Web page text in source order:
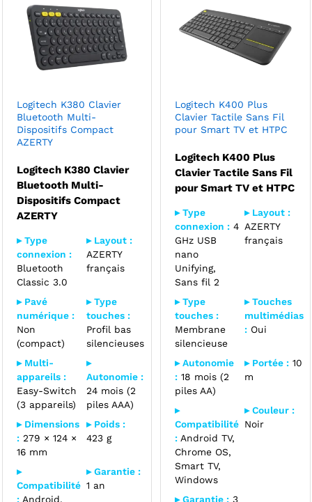
Logitech K380 Clavier
Bluetooth Multi-
Dispositifs Compact
AZERTY
Logitech K380 Clavier
Bluetooth Multi-
Dispositifs Compact
AZERTY
▸ Type
connexion :
Bluetooth
Classic 3.0
▸ Layout :
AZERTY
français
▸ Pavé
numérique :
Non
(compact)
▸ Type
touches :
Profil bas
silencieuses
▸ Multi-
appareils :
Easy-Switch
(3 appareils)
▸
Autonomie :
24 mois (2
piles AAA)
▸ Dimensions
:279 × 124 ×
16 mm
▸ Poids :
423 g
▸
Compatibilité
:Android,
▸ Garantie :
1 an
Logitech K400 Plus
Clavier Tactile Sans Fil
pour Smart TV et HTPC
Logitech K400 Plus
Clavier Tactile Sans Fil
pour Smart TV et HTPC
▸ Type
connexion : 4
GHz USB
nano
Unifying,
Sans fil 2
▸ Layout :
AZERTY
français
▸ Type
touches :
Membrane
silencieuse
▸ Touches
multimédias
: Oui
▸ Autonomie
: 18 mois (2
piles AA)
▸ Portée : 10
m
▸
Compatibilité
: Android TV,
Chrome OS,
Smart TV,
Windows
▸ Couleur :
Noir
▸ Garantie : 3